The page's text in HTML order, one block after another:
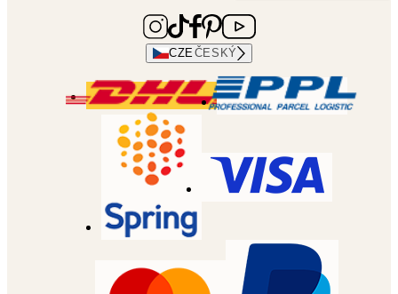
CZEČESKÝ